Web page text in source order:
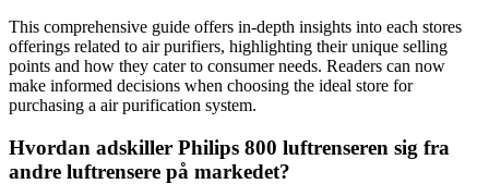
This comprehensive guide offers in-depth insights into each stores
offerings related to air purifiers, highlighting their unique selling
points and how they cater to consumer needs. Readers can now
make informed decisions when choosing the ideal store for
purchasing a air purification system.
Hvordan adskiller Philips 800 luftrenseren sig fra
andre luftrensere på markedet?